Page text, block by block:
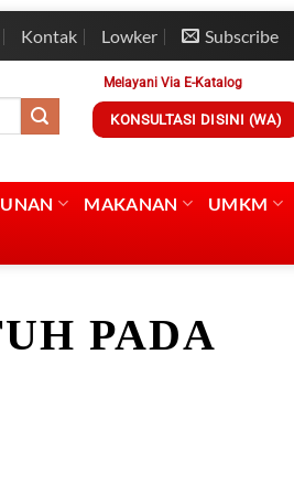
Kontak Lowker Subscribe
Melayani Via E-Katalog
KONSULTASI DISINI (WA)
MAKANAN
UMKM
PADA